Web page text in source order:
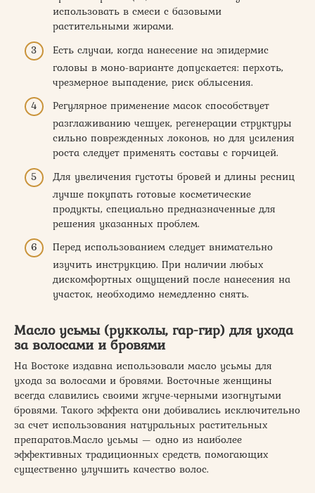
использовать в смеси с базовыми
растительными жирами.
Есть случаи, когда нанесение на эпидермис
головы в моно-варианте допускается: перхоть,
чрезмерное выпадение, риск облысения.
Регулярное применение масок способствует
разглаживанию чешуек, регенерации структуры
сильно поврежденных локонов, но для усиления
роста следует применять составы с горчицей.
Для увеличения густоты бровей и длины ресниц
лучше покупать готовые косметические
продукты, специально предназначенные для
решения указанных проблем.
Перед использованием следует внимательно
изучить инструкцию. При наличии любых
дискомфортных ощущений после нанесения на
участок, необходимо немедленно снять.
Масло усьмы (рукколы, гар-гир) для ухода
за волосами и бровями
На Востоке издавна использовали масло усьмы для
ухода за волосами и бровями. Восточные женщины
всегда славились своими жгуче-черными изогнутыми
бровями. Такого эффекта они добивались исключительно
за счет использования натуральных растительных
препаратов.Масло усьмы — одно из наиболее
эффективных традиционных средств, помогающих
существенно улучшить качество волос.